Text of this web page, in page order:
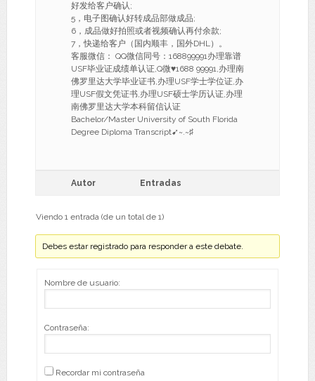
好发给客户确认;
5，电子图确认好转成品部做成品;
6，成品做好拍照或者视频确认再付余款;
7，快递给客户（国内顺丰，国外DHL）。
客服微信： QQ微信同号：168899991办理靠谱
USF毕业证成绩单认证,Q微♥1688 99991,办理南
佛罗里达大学毕业证书,办理USF学士学位证,办
理USF假文凭证书,办理USF硕士学历认证,办理
南佛罗里达大学本科留信认证
Bachelor/Master University of South Florida
Degree Diploma Transcript➹~.~♯
Autor Entradas
Viendo 1 entrada (de un total de 1)
Debes estar registrado para responder a este debate.
Nombre de usuario:
Contraseña:
Recordar mi contraseña